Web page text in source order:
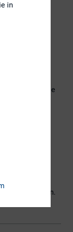
Fallbeispiel
Baker McKenzie
„
zu dürfen.
in